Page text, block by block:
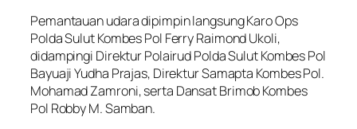
Pemantauan udara dipimpin langsung Karo Ops
Polda Sulut Kombes Pol Ferry Raimond Ukoli,
didampingi Direktur Polairud Polda Sulut Kombes Pol
Bayuaji Yudha Prajas, Direktur Samapta Kombes Pol.
Mohamad Zamroni, serta Dansat Brimob Kombes
Pol Robby M. Samban.